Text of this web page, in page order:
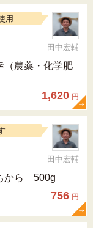
用
田中宏輔
（農薬・化学肥
1,620 円
田中宏輔
から 500g
756 円